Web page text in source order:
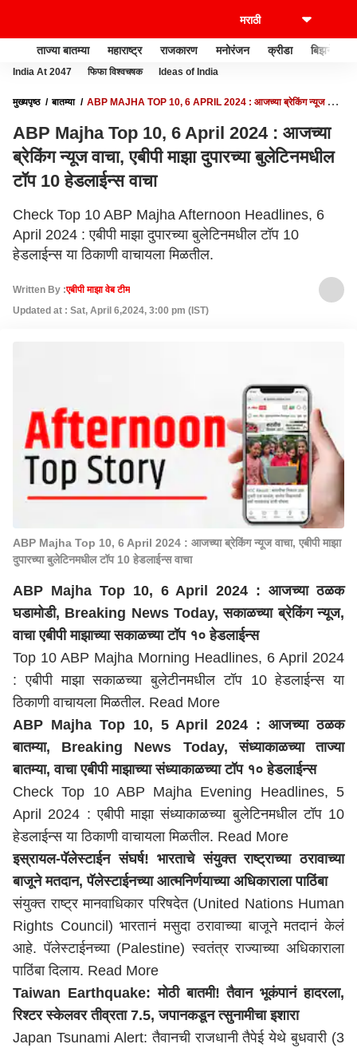
ताज्या बातम्या महाराष्ट्र राजकारण मनोरंजन क्रीडा बिझनेस
India At 2047 फिफा विश्वचषक Ideas of India
मुख्यपृष्ठ बातम्या
ABP MAJHA TOP 10, 6 APRIL 2024 : आजच्या ब्रेकिंग न्यूज वाचा,
ABP Majha Top 10, 6 April 2024 : आजच्या
ब्रेकिंग न्यूज वाचा, एबीपी माझा दुपारच्या बुलेटिनमधील
टॉप 10 हेडलाईन्स वाचा
Check Top 10 ABP Majha Afternoon Headlines, 6
April 2024 : एबीपी माझा दुपारच्या बुलेटिनमधील टॉप 10
हेडलाईन्स या ठिकाणी वाचायला मिळतील.
Written By :एबीपी माझा वेब टीम
Updated at : Sat, April 6,2024, 3:00 pm (IST)
ABP Majha Top 10, 6 April 2024 : आजच्या ब्रेकिंग न्यूज वाचा, एबीपी माझा
दुपारच्या बुलेटिनमधील टॉप 10 हेडलाईन्स वाचा
ABP Majha Top 10, 6 April 2024 : आजच्या ठळक
घडामोडी, Breaking News Today, सकाळच्या ब्रेकिंग न्यूज,
वाचा एबीपी माझाच्या सकाळच्या टॉप १० हेडलाईन्स
Top 10 ABP Majha Morning Headlines, 6 April 2024
: एबीपी माझा सकाळच्या बुलेटीनमधील टॉप 10 हेडलाईन्स या
ठिकाणी वाचायला मिळतील. Read More
ABP Majha Top 10, 5 April 2024 : आजच्या ठळक
बातम्या, Breaking News Today, संध्याकाळच्या ताज्या
बातम्या, वाचा एबीपी माझाच्या संध्याकाळच्या टॉप १० हेडलाईन्स
Check Top 10 ABP Majha Evening Headlines, 5
April 2024 : एबीपी माझा संध्याकाळच्या बुलेटिनमधील टॉप 10
हेडलाईन्स या ठिकाणी वाचायला मिळतील. Read More
इस्रायल-पॅलेस्टाईन संघर्ष! भारताचे संयुक्त राष्ट्राच्या ठरावाच्या
बाजूने मतदान, पॅलेस्टाईनच्या आत्मनिर्णयाच्या अधिकाराला पाठिंबा
संयुक्त राष्ट्र मानवाधिकार परिषदेत (United Nations Human
Rights Council) भारतानं मसुदा ठरावाच्या बाजूने मतदानं केलं
आहे. पॅलेस्टाईनच्या (Palestine) स्वतंत्र राज्याच्या अधिकाराला
पाठिंबा दिलाय. Read More
Taiwan Earthquake: मोठी बातमी! तैवान भूकंपानं हादरला,
रिश्टर स्केलवर तीव्रता 7.5, जपानकडून त्सुनामीचा इशारा
Japan Tsunami Alert: तैवानची राजधानी तैपेई येथे बुधवारी (3